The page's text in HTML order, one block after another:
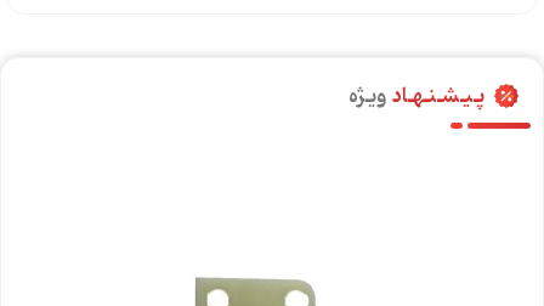
پـیـشـنـهـادویـژه